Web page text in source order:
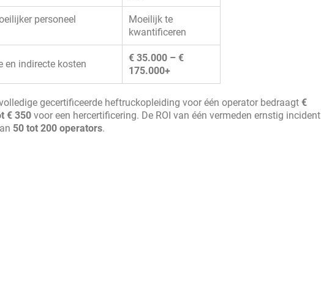
personeel
Moeilijk te
kwantificeren
en indirecte kosten
€ 35.000 – €
175.000+
gecertificeerde heftruckopleiding voor één operator bedraagt €
€ 350 voor een hercertificering. De ROI van één vermeden ernstig incident
50 tot 200 operators.